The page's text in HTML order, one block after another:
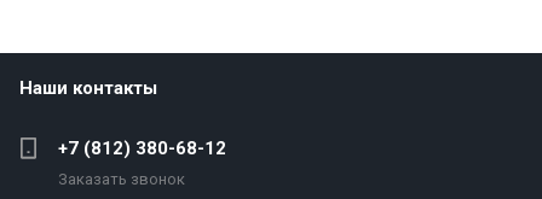
Наши контакты
+7 (812) 380-68-12
Заказать звонок